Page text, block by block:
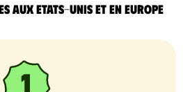
aux Etats-Unis et en Europe